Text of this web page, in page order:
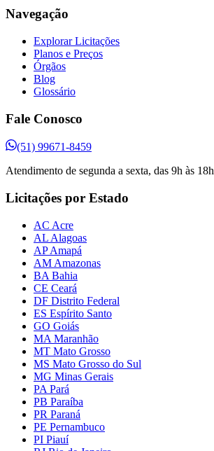
Navegação
Explorar Licitações
Planos e Preços
Órgãos
Blog
Glossário
Fale Conosco
(51) 99671-8459
Atendimento de segunda a sexta, das 9h às 18h
Licitações por Estado
AC Acre
AL Alagoas
AP Amapá
AM Amazonas
BA Bahia
CE Ceará
DF Distrito Federal
ES Espírito Santo
GO Goiás
MA Maranhão
MT Mato Grosso
MS Mato Grosso do Sul
MG Minas Gerais
PA Pará
PB Paraíba
PR Paraná
PE Pernambuco
PI Piauí